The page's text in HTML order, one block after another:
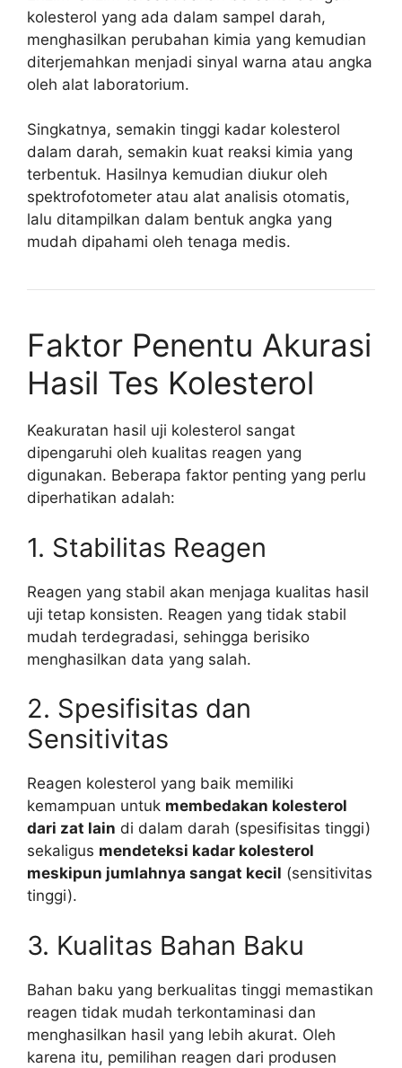
kolesterol yang ada dalam sampel darah,
menghasilkan perubahan kimia yang kemudian
diterjemahkan menjadi sinyal warna atau angka
oleh alat laboratorium.
Singkatnya, semakin tinggi kadar kolesterol
dalam darah, semakin kuat reaksi kimia yang
terbentuk. Hasilnya kemudian diukur oleh
spektrofotometer atau alat analisis otomatis,
lalu ditampilkan dalam bentuk angka yang
mudah dipahami oleh tenaga medis.
Faktor Penentu Akurasi
Hasil Tes Kolesterol
Keakuratan hasil uji kolesterol sangat
dipengaruhi oleh kualitas reagen yang
digunakan. Beberapa faktor penting yang perlu
diperhatikan adalah:
1. Stabilitas Reagen
Reagen yang stabil akan menjaga kualitas hasil
uji tetap konsisten. Reagen yang tidak stabil
mudah terdegradasi, sehingga berisiko
menghasilkan data yang salah.
2. Spesifisitas dan
Sensitivitas
Reagen kolesterol yang baik memiliki
kemampuan untuk membedakan kolesterol
dari zat lain di dalam darah (spesifisitas tinggi)
sekaligus mendeteksi kadar kolesterol
meskipun jumlahnya sangat kecil (sensitivitas
tinggi).
3. Kualitas Bahan Baku
Bahan baku yang berkualitas tinggi memastikan
reagen tidak mudah terkontaminasi dan
menghasilkan hasil yang lebih akurat. Oleh
karena itu, pemilihan reagen dari produsen